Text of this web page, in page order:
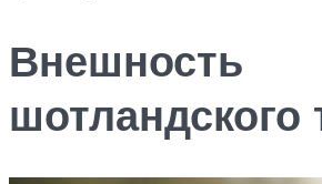
Внешность
шотландского